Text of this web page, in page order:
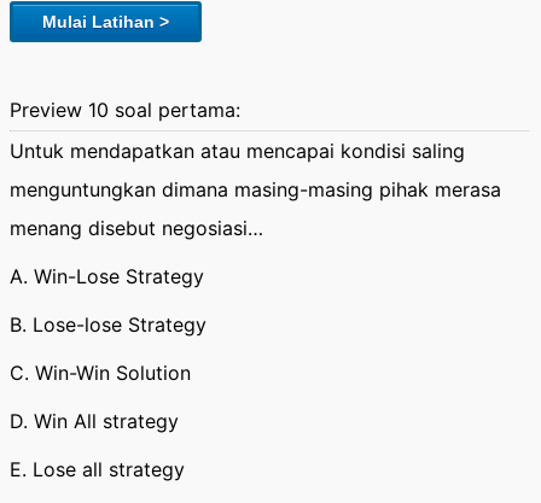
Mulai Latihan >
Preview 10 soal pertama:
Untuk mendapatkan atau mencapai kondisi saling
menguntungkan dimana masing-masing pihak merasa
menang disebut negosiasi…
A. Win-Lose Strategy
B. Lose-lose Strategy
C. Win-Win Solution
D. Win All strategy
E. Lose all strategy